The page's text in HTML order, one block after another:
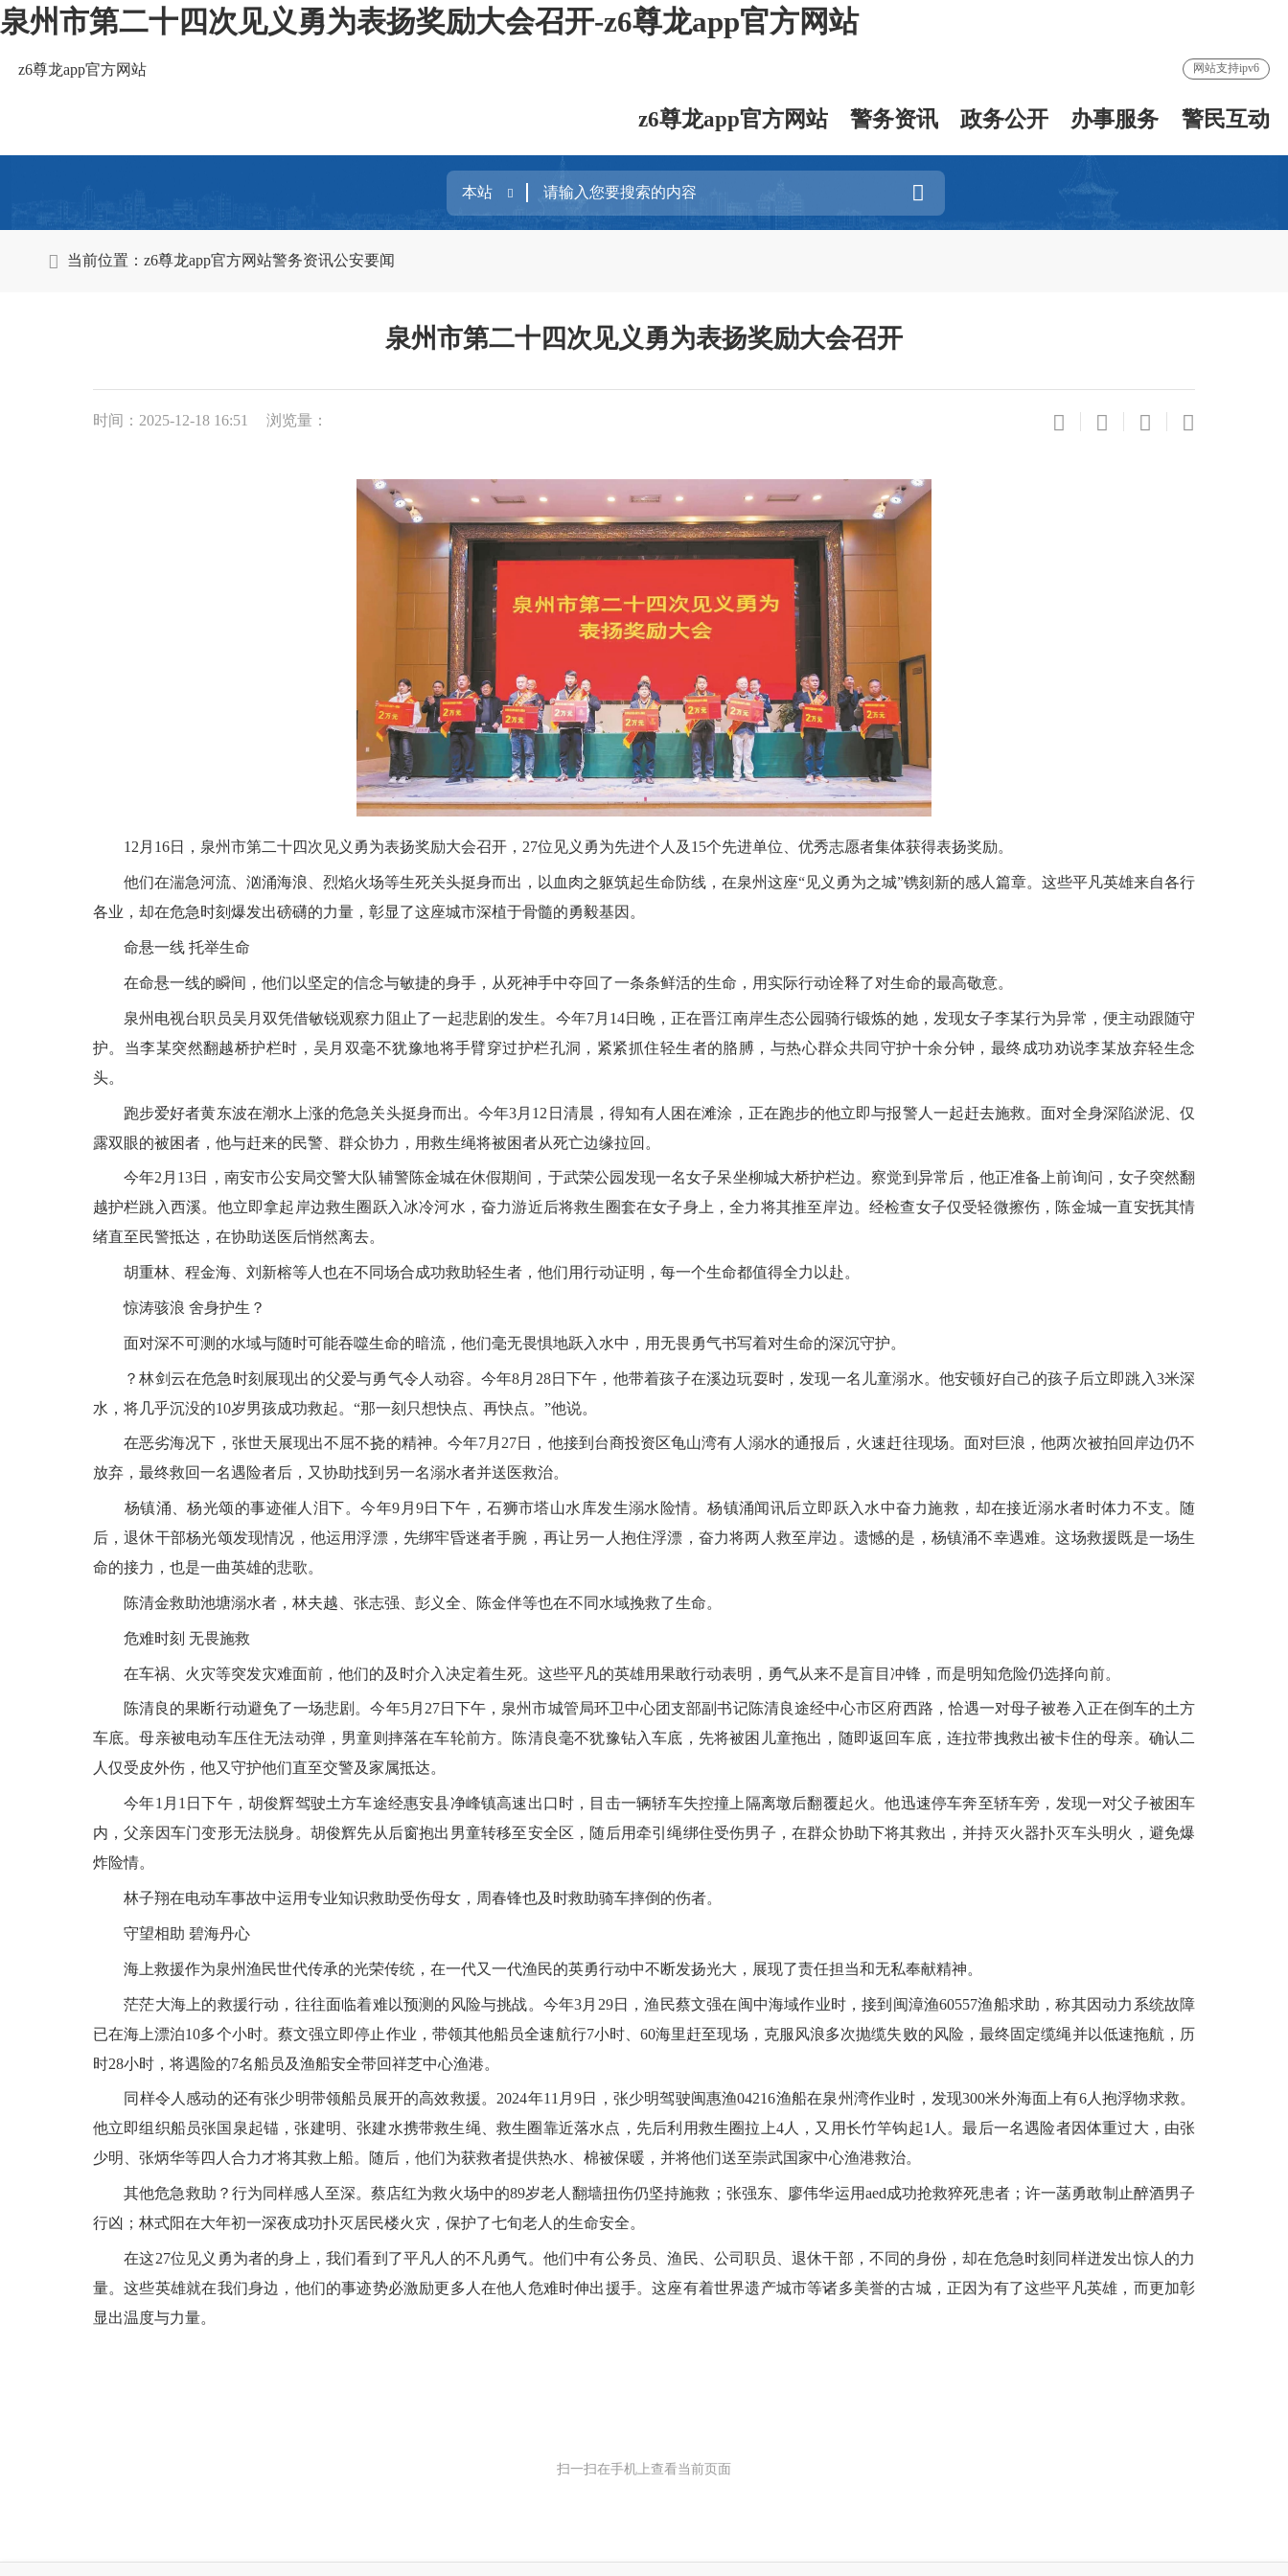
泉州市第二十四次见义勇为表扬奖励大会召开-z6尊龙app官方网站
z6尊龙app官方网站 网站支持ipv6
z6尊龙app官方网站 警务资讯 政务公开 办事服务 警民互动
当前位置：z6尊龙app官方网站警务资讯公安要闻
泉州市第二十四次见义勇为表扬奖励大会召开
时间：2025-12-18 16:51 浏览量：
12月16日，泉州市第二十四次见义勇为表扬奖励大会召开，27位见义勇为先进个人及15个先进单位、优秀志愿者集体获得表扬奖励。
他们在湍急河流、汹涌海浪、烈焰火场等生死关头挺身而出，以血肉之躯筑起生命防线，在泉州这座“见义勇为之城”镌刻新的感人篇章。这些平凡英雄来自各行
各业，却在危急时刻爆发出磅礴的力量，彰显了这座城市深植于骨髓的勇毅基因。
命悬一线 托举生命
在命悬一线的瞬间，他们以坚定的信念与敏捷的身手，从死神手中夺回了一条条鲜活的生命，用实际行动诠释了对生命的最高敬意。
泉州电视台职员吴月双凭借敏锐观察力阻止了一起悲剧的发生。今年7月14日晚，正在晋江南岸生态公园骑行锻炼的她，发现女子李某行为异常，便主动跟随守
护。当李某突然翻越桥护栏时，吴月双毫不犹豫地将手臂穿过护栏孔洞，紧紧抓住轻生者的胳膊，与热心群众共同守护十余分钟，最终成功劝说李某放弃轻生念
头。
跑步爱好者黄东波在潮水上涨的危急关头挺身而出。今年3月12日清晨，得知有人困在滩涂，正在跑步的他立即与报警人一起赶去施救。面对全身深陷淤泥、仅
露双眼的被困者，他与赶来的民警、群众协力，用救生绳将被困者从死亡边缘拉回。
今年2月13日，南安市公安局交警大队辅警陈金城在休假期间，于武荣公园发现一名女子呆坐柳城大桥护栏边。察觉到异常后，他正准备上前询问，女子突然翻
越护栏跳入西溪。他立即拿起岸边救生圈跃入冰冷河水，奋力游近后将救生圈套在女子身上，全力将其推至岸边。经检查女子仅受轻微擦伤，陈金城一直安抚其情
绪直至民警抵达，在协助送医后悄然离去。
胡重林、程金海、刘新榕等人也在不同场合成功救助轻生者，他们用行动证明，每一个生命都值得全力以赴。
惊涛骇浪 舍身护生？
面对深不可测的水域与随时可能吞噬生命的暗流，他们毫无畏惧地跃入水中，用无畏勇气书写着对生命的深沉守护。
？林剑云在危急时刻展现出的父爱与勇气令人动容。今年8月28日下午，他带着孩子在溪边玩耍时，发现一名儿童溺水。他安顿好自己的孩子后立即跳入3米深
水，将几乎沉没的10岁男孩成功救起。“那一刻只想快点、再快点。”他说。
在恶劣海况下，张世天展现出不屈不挠的精神。今年7月27日，他接到台商投资区龟山湾有人溺水的通报后，火速赶往现场。面对巨浪，他两次被拍回岸边仍不
放弃，最终救回一名遇险者后，又协助找到另一名溺水者并送医救治。
杨镇涌、杨光颂的事迹催人泪下。今年9月9日下午，石狮市塔山水库发生溺水险情。杨镇涌闻讯后立即跃入水中奋力施救，却在接近溺水者时体力不支。随
后，退休干部杨光颂发现情况，他运用浮漂，先绑牢昏迷者手腕，再让另一人抱住浮漂，奋力将两人救至岸边。遗憾的是，杨镇涌不幸遇难。这场救援既是一场生
命的接力，也是一曲英雄的悲歌。
陈清金救助池塘溺水者，林夫越、张志强、彭义全、陈金伴等也在不同水域挽救了生命。
危难时刻 无畏施救
在车祸、火灾等突发灾难面前，他们的及时介入决定着生死。这些平凡的英雄用果敢行动表明，勇气从来不是盲目冲锋，而是明知危险仍选择向前。
陈清良的果断行动避免了一场悲剧。今年5月27日下午，泉州市城管局环卫中心团支部副书记陈清良途经中心市区府西路，恰遇一对母子被卷入正在倒车的土方
车底。母亲被电动车压住无法动弹，男童则摔落在车轮前方。陈清良毫不犹豫钻入车底，先将被困儿童拖出，随即返回车底，连拉带拽救出被卡住的母亲。确认二
人仅受皮外伤，他又守护他们直至交警及家属抵达。
今年1月1日下午，胡俊辉驾驶土方车途经惠安县净峰镇高速出口时，目击一辆轿车失控撞上隔离墩后翻覆起火。他迅速停车奔至轿车旁，发现一对父子被困车
内，父亲因车门变形无法脱身。胡俊辉先从后窗抱出男童转移至安全区，随后用牵引绳绑住受伤男子，在群众协助下将其救出，并持灭火器扑灭车头明火，避免爆
炸险情。
林子翔在电动车事故中运用专业知识救助受伤母女，周春锋也及时救助骑车摔倒的伤者。
守望相助 碧海丹心
海上救援作为泉州渔民世代传承的光荣传统，在一代又一代渔民的英勇行动中不断发扬光大，展现了责任担当和无私奉献精神。
茫茫大海上的救援行动，往往面临着难以预测的风险与挑战。今年3月29日，渔民蔡文强在闽中海域作业时，接到闽漳渔60557渔船求助，称其因动力系统故障
已在海上漂泊10多个小时。蔡文强立即停止作业，带领其他船员全速航行7小时、60海里赶至现场，克服风浪多次抛缆失败的风险，最终固定缆绳并以低速拖航，历
时28小时，将遇险的7名船员及渔船安全带回祥芝中心渔港。
同样令人感动的还有张少明带领船员展开的高效救援。2024年11月9日，张少明驾驶闽惠渔04216渔船在泉州湾作业时，发现300米外海面上有6人抱浮物求救。
他立即组织船员张国泉起锚，张建明、张建水携带救生绳、救生圈靠近落水点，先后利用救生圈拉上4人，又用长竹竿钩起1人。最后一名遇险者因体重过大，由张
少明、张炳华等四人合力才将其救上船。随后，他们为获救者提供热水、棉被保暖，并将他们送至崇武国家中心渔港救治。
其他危急救助？行为同样感人至深。蔡店红为救火场中的89岁老人翻墙扭伤仍坚持施救；张强东、廖伟华运用aed成功抢救猝死患者；许一菡勇敢制止醉酒男子
行凶；林式阳在大年初一深夜成功扑灭居民楼火灾，保护了七旬老人的生命安全。
在这27位见义勇为者的身上，我们看到了平凡人的不凡勇气。他们中有公务员、渔民、公司职员、退休干部，不同的身份，却在危急时刻同样迸发出惊人的力
量。这些英雄就在我们身边，他们的事迹势必激励更多人在他人危难时伸出援手。这座有着世界遗产城市等诸多美誉的古城，正因为有了这些平凡英雄，而更加彰
显出温度与力量。
扫一扫在手机上查看当前页面